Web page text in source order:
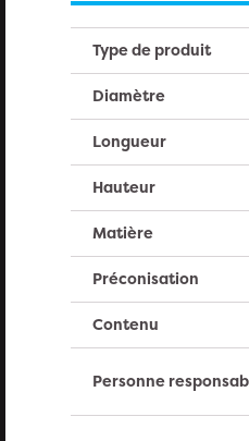
Type de produit
Diamètre
Longueur
Hauteur
Matière
Préconisation
Contenu
Personne